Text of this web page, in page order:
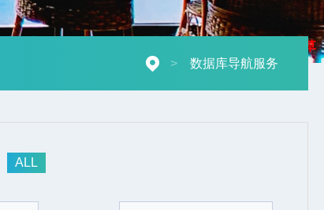
摄影：秋草
> 数据库导航服务
ALL